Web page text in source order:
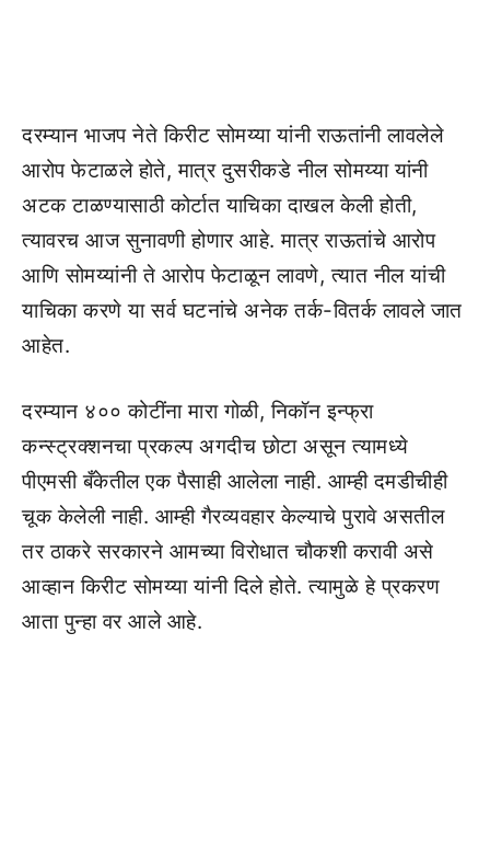
दरम्यान भाजप नेते किरीट सोमय्या यांनी राऊतांनी लावलेले
आरोप फेटाळले होते, मात्र दुसरीकडे नील सोमय्या यांनी
अटक टाळण्यासाठी कोर्टात याचिका दाखल केली होती,
त्यावरच आज सुनावणी होणार आहे. मात्र राऊतांचे आरोप
आणि सोमय्यांनी ते आरोप फेटाळून लावणे, त्यात नील यांची
याचिका करणे या सर्व घटनांचे अनेक तर्क-वितर्क लावले जात
आहेत.
दरम्यान ४०० कोटींना मारा गोळी, निकॉन इन्फ्रा
कन्स्ट्रक्शनचा प्रकल्प अगदीच छोटा असून त्यामध्ये
पीएमसी बँकेतील एक पैसाही आलेला नाही. आम्ही दमडीचीही
चूक केलेली नाही. आम्ही गैरव्यवहार केल्याचे पुरावे असतील
तर ठाकरे सरकारने आमच्या विरोधात चौकशी करावी असे
आव्हान किरीट सोमय्या यांनी दिले होते. त्यामुळे हे प्रकरण
आता पुन्हा वर आले आहे.